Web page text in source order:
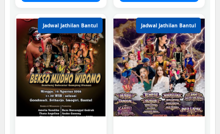
Jadwal Jathilan Bantul Jadwal Jathilan Bantul